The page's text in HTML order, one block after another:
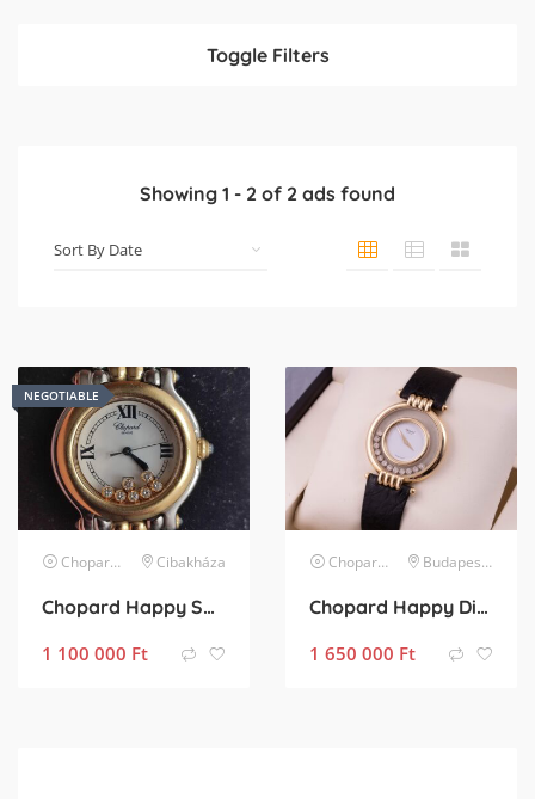
Toggle Filters
Showing 1 - 2 of 2 ads found
NEGOTIABLE
Chopard karóraCibakháza
Chopard Happy Sport
1 100 000 Ft
Chopard karóraBudapest XIII. kerület
Chopard Happy Diamond 18k Gold
1 650 000 Ft